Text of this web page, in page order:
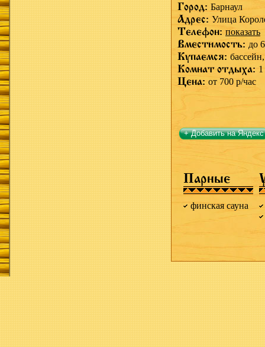
Город: Барнаул
Адрес: Улица
Телефон: показать
Вместимость: до
Купаемся:
Комнат отдыха: 1
Цена: от 700 р/час
+ Добавить на Яндекс
Парные
финская сауна